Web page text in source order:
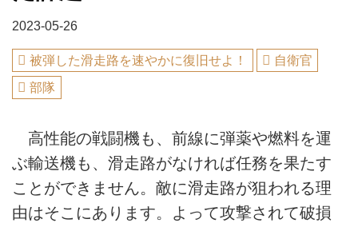
2023-05-26
被弾した滑走路を速やかに復旧せよ！
自衛官
部隊
高性能の戦闘機も、前線に弾薬や燃料を運
ぶ輸送機も、滑走路がなければ任務を果たす
ことができません。敵に滑走路が狙われる理
由はそこにあります。よって攻撃されて破損